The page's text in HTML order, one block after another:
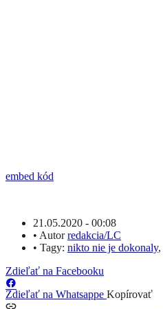
embed kód
21.05.2020 - 00:08
• Autorredakcia/LC
• Tagy: nikto nie je dokonaly,
Zdieľať na Facebooku
Zdieľať na Whatsappe Kopírovať